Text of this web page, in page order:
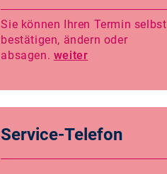
Sie können Ihren Termin selbst
bestätigen, ändern oder
absagen. weiter
Service-Telefon